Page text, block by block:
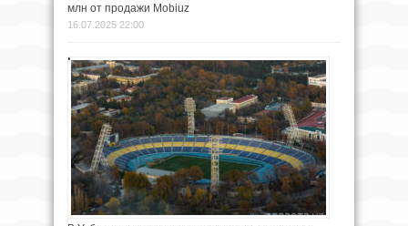
млн от продажи Mobiuz
16.07.2025 22:00